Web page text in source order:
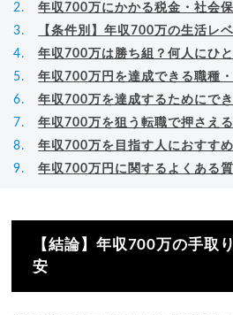
年収700万にかかる税金・社会
【条件別】年収700万の生活レ
年収700万は勝ち組？何人にひと
年収700万円を達成できる職種
年収700万を達成するためにで
年収700万を狙う転職で押さえ
年収700万を目指す人におすす
年収700万円に関するよくある
【結論】年収700万の手取
安